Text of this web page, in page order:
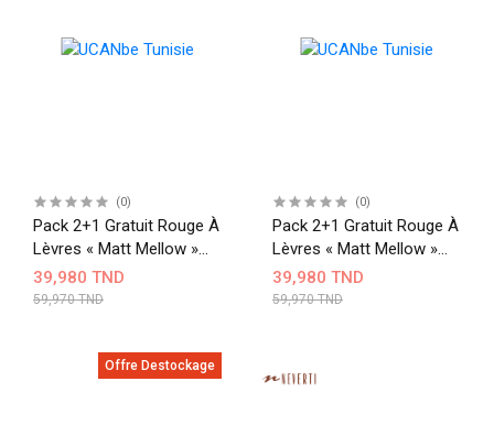
(0)
Pack 2+1 Gratuit Rouge À
Lèvres « Matt Mellow »
004+005+006
39,980 TND
59,970 TND
(0)
Pack 2+1 Gratuit Rouge À
Lèvres « Matt Mellow »
005+009+010
39,980 TND
59,970 TND
Offre Destockage